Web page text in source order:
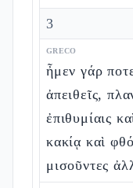
3
GRECO
ἦμεν γάρ
ἀπειθεῖς,
ἐπιθυμίαις
κακίᾳ καὶ
μισοῦντες